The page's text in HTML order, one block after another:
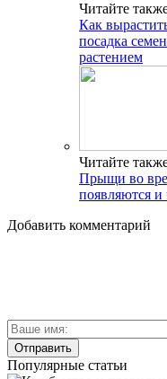
Читайте
Как
посадка
растением
Читайте
Прыщи во
появляются и
Добавить комментарий
Популярные статьи